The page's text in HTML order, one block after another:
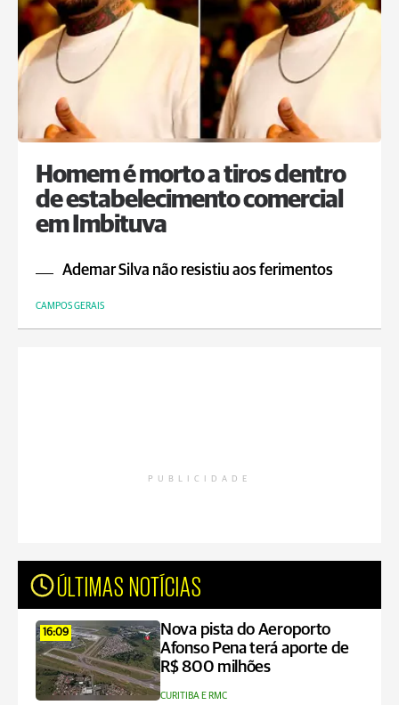
Homem é morto a tiros dentro
de estabelecimento comercial
em Imbituva
Ademar Silva não resistiu aos ferimentos
CAMPOS GERAIS
PUBLICIDADE
ÚLTIMAS NOTÍCIAS
16:09
Nova pista do Aeroporto
Afonso Pena terá aporte de
R$ 800 milhões
CURITIBA E RMC